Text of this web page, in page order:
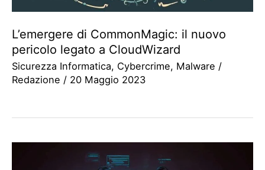
L’emergere di CommonMagic: il nuovo
pericolo legato a CloudWizard
Sicurezza Informatica, Cybercrime, Malware /
Redazione / 20 Maggio 2023